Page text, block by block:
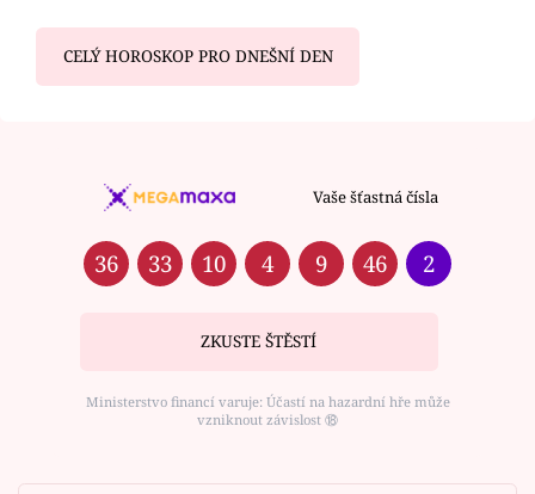
CELÝ HOROSKOP PRO DNEŠNÍ DEN
Vaše šťastná čísla
36 33 10 4 9 46 2
ZKUSTE ŠTĚSTÍ
Ministerstvo financí varuje: Účastí na hazardní hře může
vzniknout závislost ⑱